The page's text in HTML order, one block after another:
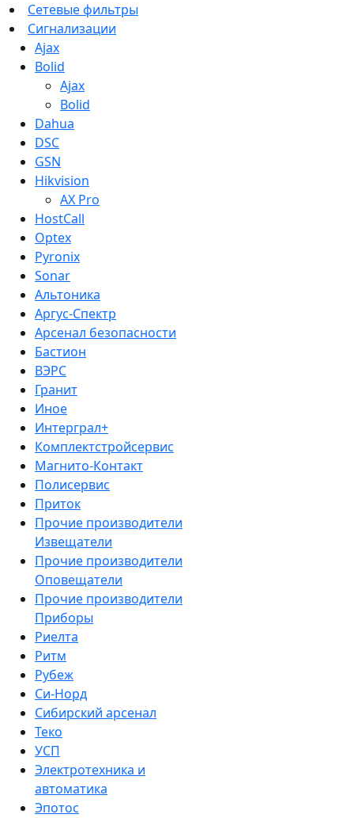
Сетевые фильтры
Сигнализации
Ajax
Bolid
Ajax
Bolid
Dahua
DSC
GSN
Hikvision
AX Pro
HostCall
Optex
Pyronix
Sonar
Альтоника
Аргус-Спектр
Арсенал безопасности
Бастион
ВЭРС
Гранит
Иное
Интерграл+
Комплектстройсервис
Магнито-Контакт
Полисервис
Приток
Прочие производители
Извещатели
Прочие производители
Оповещатели
Прочие производители
Приборы
Риелта
Ритм
Рубеж
Си-Норд
Сибирский арсенал
Теко
УСП
Электротехника и
автоматика
Эпотос